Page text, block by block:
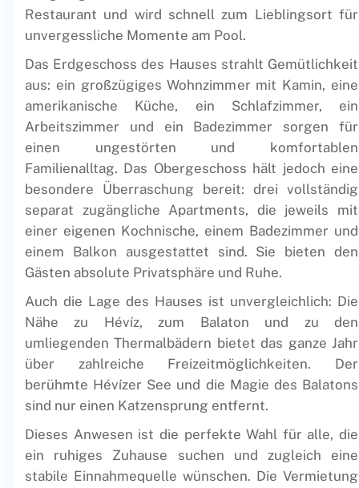
Restaurant und wird schnell zum Lieblingsort für
unvergessliche Momente am Pool.
Das Erdgeschoss des Hauses strahlt Gemütlichkeit
aus: ein großzügiges Wohnzimmer mit Kamin, eine
amerikanische Küche, ein Schlafzimmer, ein
Arbeitszimmer und ein Badezimmer sorgen für
einen ungestörten und komfortablen
Familienalltag. Das Obergeschoss hält jedoch eine
besondere Überraschung bereit: drei vollständig
separat zugängliche Apartments, die jeweils mit
einer eigenen Kochnische, einem Badezimmer und
einem Balkon ausgestattet sind. Sie bieten den
Gästen absolute Privatsphäre und Ruhe.
Auch die Lage des Hauses ist unvergleichlich: Die
Nähe zu Hévíz, zum Balaton und zu den
umliegenden Thermalbädern bietet das ganze Jahr
über zahlreiche Freizeitmöglichkeiten. Der
berühmte Hévízer See und die Magie des Balatons
sind nur einen Katzensprung entfernt.
Dieses Anwesen ist die perfekte Wahl für alle, die
ein ruhiges Zuhause suchen und zugleich eine
stabile Einnahmequelle wünschen. Die Vermietung